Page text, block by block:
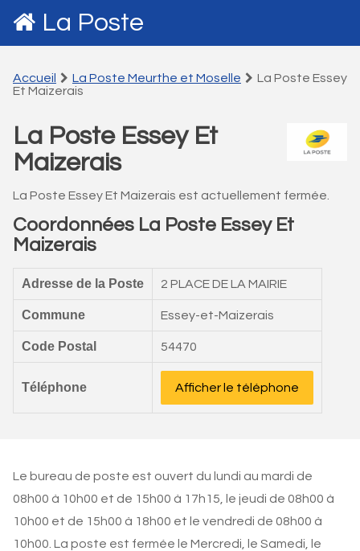
La Poste
Accueil La Poste Meurthe et Moselle
La Poste Essey
Et Maizerais
La Poste Essey Et
Maizerais
La Poste Essey Et Maizerais est actuellement fermée.
Coordonnées La Poste Essey Et
Maizerais
Adresse de la Poste 2 PLACE DE LA MAIRIE
Commune Essey-et-Maizerais
Code Postal 54470
Téléphone Afficher le téléphone
Le bureau de poste est ouvert du lundi au mardi de
08h00 à 10h00 et de 15h00 à 17h15, le jeudi de 08h00 à
10h00 et de 15h00 à 18h00 et le vendredi de 08h00 à
10h00. La poste est fermée le Mercredi, le Samedi, le